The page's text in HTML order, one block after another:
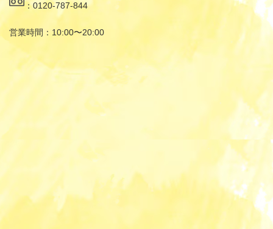
：0120-787-844
営業時間：10:00〜20:00